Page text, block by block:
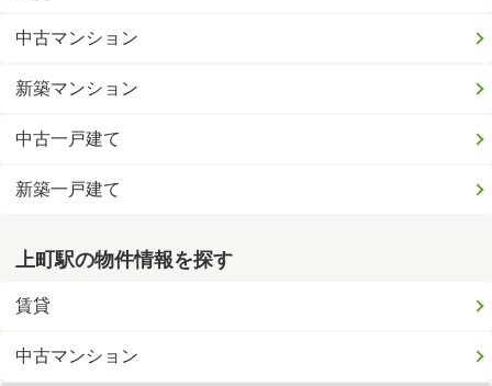
中古マンション
新築マンション
中古一戸建て
新築一戸建て
上町駅の物件情報を探す
賃貸
中古マンション